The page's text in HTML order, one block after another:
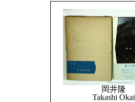
岡井隆
Takashi Okai